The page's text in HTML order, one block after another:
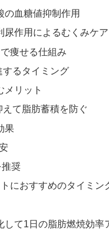
の血糖値抑制作用
尿作用によるむくみケア
痩せる仕組み
するタイミング
メリット
えて脂肪蓄積を防ぐ
果
奨
におすすめのタイミン
して1日の脂肪燃焼効率